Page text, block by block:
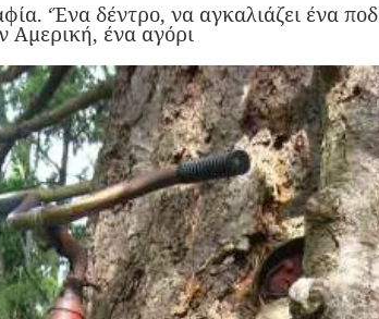
‘Ένα δέντρο, να αγκαλιάζει ένα
Αμερική, ένα αγόρι